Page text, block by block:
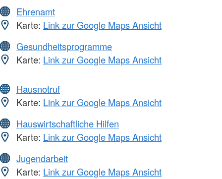
Ehrenamt
Karte: Link zur Google Maps Ansicht
Gesundheitsprogramme
Karte: Link zur Google Maps Ansicht
Hausnotruf
Karte: Link zur Google Maps Ansicht
Hauswirtschaftliche Hilfen
Karte: Link zur Google Maps Ansicht
Jugendarbeit
Karte: Link zur Google Maps Ansicht